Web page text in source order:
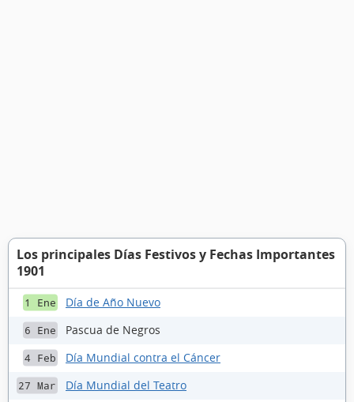
Los principales Días Festivos y Fechas Importantes
1901
1 Ene Día de Año Nuevo
6 Ene Pascua de Negros
4 Feb Día Mundial contra el Cáncer
27 Mar Día Mundial del Teatro